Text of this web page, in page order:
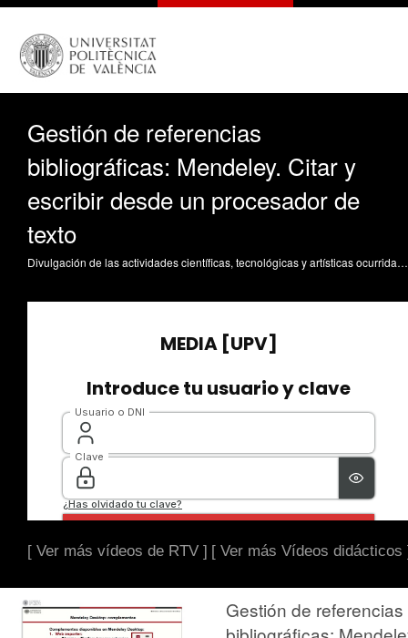
Gestión de referencias
bibliográficas: Mendeley. Citar y
escribir desde un procesador de
texto
Divulgación de las actividades científicas, tecnológicas y artísticas ocurridas en los tres campus de la UPV
[ Ver más vídeos de RTV ] [ Ver más Vídeos didácticos
Gestión de referencias